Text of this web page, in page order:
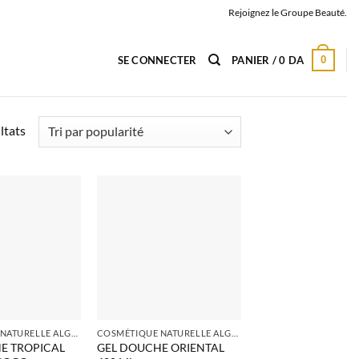
Rejoignez le Groupe Beauté.
SE CONNECTER PANIER /0 DA 0
Trié
par
TROPICAL
GEL DOUCHE ORIENTAL